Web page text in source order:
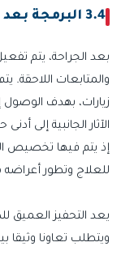
3.4 البرمجة بعد الجراحة:
بعد الجراحة، يتم
والمتابعات اللاحقة.
زيارات، بهدف الوصول
الآثار الجانبية إلى
إذ يتم فيها تخصيص
للعلاج وتطور
يعد التحفيز العميق
ويتطلب تعاونا وثيقا